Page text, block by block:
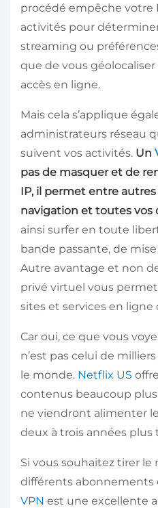
procédé empêche votre
activités pour
streaming ou
que de vous
accès en ligne.
Mais cela s’applique
administrateurs réseau
suivent vos activités. Un
pas de masquer et de
IP, il permet entre
navigation et toutes vos
ainsi surfer en toute
bande passante, de
Autre avantage et non
privé virtuel vous
sites et services en ligne
Car oui, ce que vous
n’est pas celui de
le monde. Netflix US
contenus beaucoup
ne viendront alimenter
deux à trois années plus
Si vous souhaitez tirer le
différents abonnements
VPN est une excellente